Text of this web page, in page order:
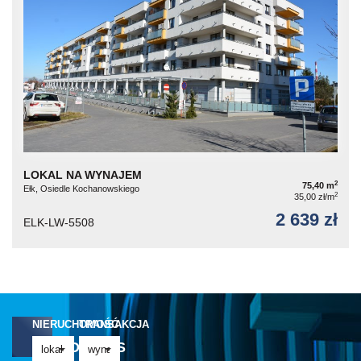
LOKAL NA WYNAJEM
Ełk, Osiedle Kochanowskiego 75,40 m2
35,00 zł/m2
ELK-LW-5508 2 639 zł
NIERUCHOMOŚĆ
TRANSAKCJA
NAPISZ DO NAS